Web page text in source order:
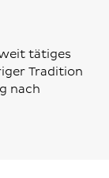
tätiges
Tradition
nach